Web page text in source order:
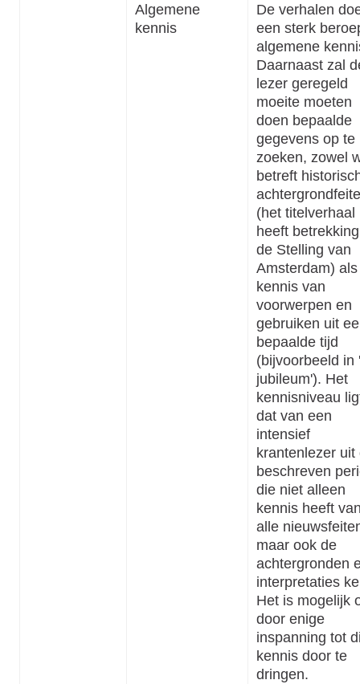
Algemene
kennis
De verhalen
een sterk
algemene
Daarnaast zal
lezer geregeld
moeite moeten
doen bepaalde
gegevens op te
zoeken, zowel
betreft
(het titelverhaal
heeft
de Stelling van
Amsterdam) als
kennis van
voorwerpen en
gebruiken uit
bepaalde tijd
(bijvoorbeeld in
jubileum'). Het
kennisniveau
dat van een
intensief
krantenlezer uit
beschreven
die niet alleen
kennis heeft
alle
maar ook de
achtergronden
interpretaties
Het is mogelijk
door enige
inspanning tot
kennis door te
dringen.